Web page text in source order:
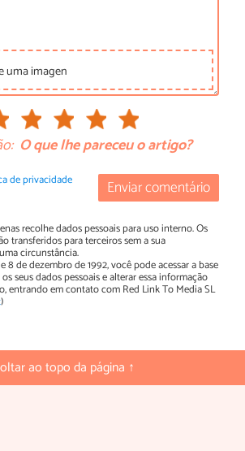
uma imagen
O que lhe pareceu o artigo?
Enviar comentário
de privacidade
recolhe dados pessoais para uso interno. Os
transferidos para terceiros sem a sua
circunstância.
8 de dezembro de 1992, você pode acessar a base
seus dados pessoais e alterar essa informação
entrando em contato com Red Link To Media SL
)
ao topo da página ↑